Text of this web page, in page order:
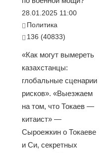
28.01.2025 11:00
Политика
136 (40833)
«Как могут вымереть
казахстанцы:
глобальные сценарии
рисков». «Выезжаем
на том, что Токаев —
китаист» —
Сыроежкин о Токаеве
и Си, секретных